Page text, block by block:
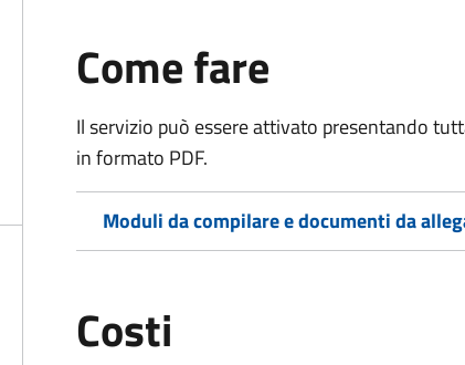
Come fare
Il servizio può essere attivato presentando
in formato PDF.
Moduli da compilare e documenti da
Costi